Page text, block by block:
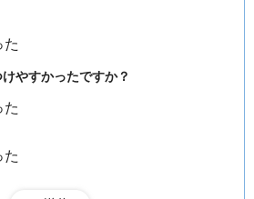
た
やすかったですか？
た
た